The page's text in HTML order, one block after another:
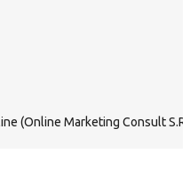
(Online Marketing Consult